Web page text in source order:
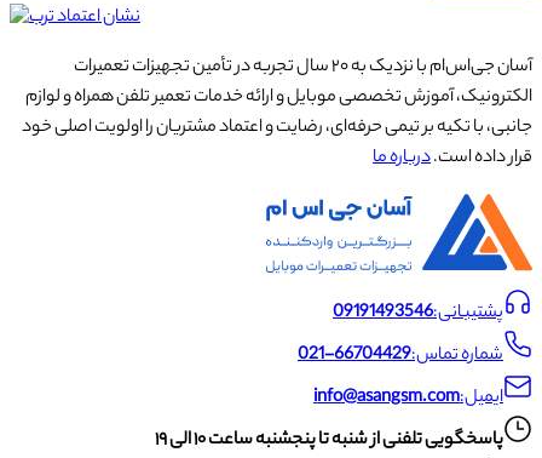
آسان جی‌اس‌ام با نزدیک به ۲۰ سال تجربه در تأمین تجهیزات تعمیرات
الکترونیک، آموزش تخصصی موبایل و ارائه خدمات تعمیر تلفن همراه و لوازم
جانبی، با تکیه بر تیمی حرفه‌ای، رضایت و اعتماد مشتریان را اولویت اصلی خود
قرار داده است.درباره ما
پشتیبانی:09191493546
شماره تماس:021-66704429
ایمیل:info@asangsm.com
پاسخگویی تلفنی از شنبه تا پنجشنبه ساعت ۱۰ الی ۱۹